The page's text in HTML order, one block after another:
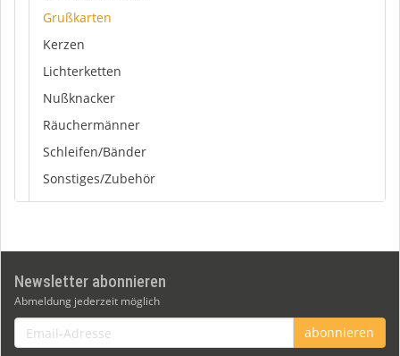
Grußkarten
Kerzen
Lichterketten
Nußknacker
Räuchermänner
Schleifen/Bänder
Sonstiges/Zubehör
Newsletter abonnieren
Abmeldung jederzeit möglich
Email-
Adresse
abonnieren